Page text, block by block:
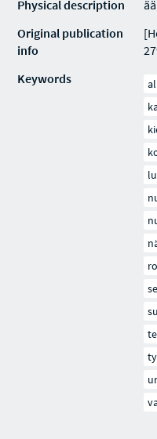
Physical description
Original publication
info
Keywords